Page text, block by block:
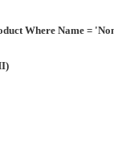
Where Name =